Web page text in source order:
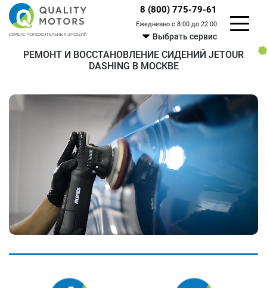
8 (800) 775-79-61
Ежедневно с 8:00 до 22:00
Выбрать сервис
РЕМОНТ И ВОССТАНОВЛЕНИЕ СИДЕНИЙ JETOUR
DASHING В МОСКВЕ